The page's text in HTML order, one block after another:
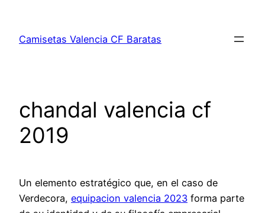
contenido
Camisetas Valencia CF Baratas
chandal valencia cf
2019
Un elemento estratégico que, en el caso de
Verdecora, equipacion valencia 2023 forma parte